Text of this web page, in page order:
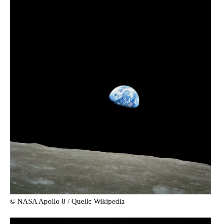
© NASA Apollo 8 / Quelle Wikipedia